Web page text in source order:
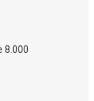
8.000